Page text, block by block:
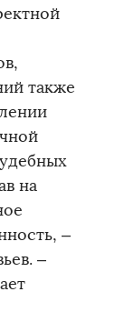
также
на
–
–